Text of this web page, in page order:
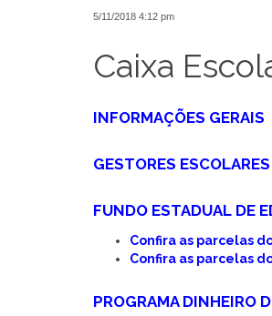
5/11/2018 4:12 pm
Caixa
INFORMAÇÕES GERAIS
GESTORES
FUNDO ESTADUAL DE
Confira as parcelas
Confira as parcelas
PROGRAMA DINHEIRO